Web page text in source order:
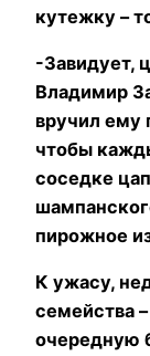
кутежку –
-Завидует,
Владимир
вручил ему
чтобы
соседке
пирожное
К ужасу,
семейства
очередную